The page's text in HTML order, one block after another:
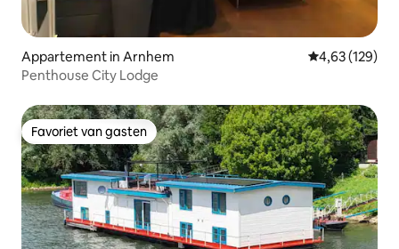
Appartement in Arnhem Gemiddelde
4,63 (129)
Penthouse City Lodge
Favoriet van gasten
Favoriet van gasten